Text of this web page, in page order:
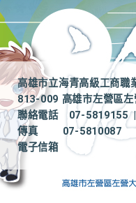
高雄市立海青高級工商職
813-009 高雄市左營區左
聯絡電話
07-5819155
傳真
07-5810087
電子信箱